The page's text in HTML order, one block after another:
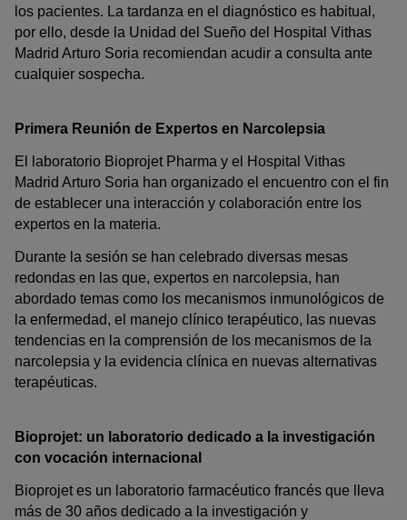
los pacientes. La tardanza en el diagnóstico es habitual,
por ello, desde la Unidad del Sueño del Hospital Vithas
Madrid Arturo Soria recomiendan acudir a consulta ante
cualquier sospecha.
Primera Reunión de Expertos en Narcolepsia
El laboratorio Bioprojet Pharma y el Hospital Vithas
Madrid Arturo Soria han organizado el encuentro con el fin
de establecer una interacción y colaboración entre los
expertos en la materia.
Durante la sesión se han celebrado diversas mesas
redondas en las que, expertos en narcolepsia, han
abordado temas como los mecanismos inmunológicos de
la enfermedad, el manejo clínico terapéutico, las nuevas
tendencias en la comprensión de los mecanismos de la
narcolepsia y la evidencia clínica en nuevas alternativas
terapéuticas.
Bioprojet: un laboratorio dedicado a la investigación
con vocación internacional
Bioprojet es un laboratorio farmacéutico francés que lleva
más de 30 años dedicado a la investigación y